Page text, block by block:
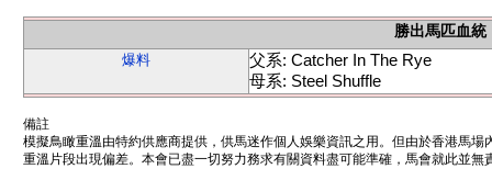
勝出馬匹血統
爆料
父系: Catcher In The Rye
母系: Steel Shuffle
備註
模擬鳥瞰重溫由特約供應商提供，供馬迷作個人娛樂資訊之用。但由於香港馬
重溫片段出現偏差。本會已盡一切努力務求有關資料盡可能準確，馬會就此並